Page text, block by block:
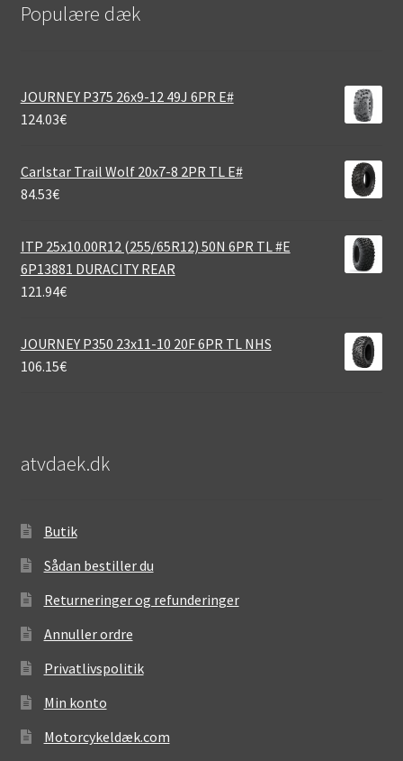
Populære dæk
JOURNEY P375 26x9-12 49J 6PR E#
124.03€
Carlstar Trail Wolf 20x7-8 2PR TL E#
84.53€
ITP 25x10.00R12 (255/65R12) 50N 6PR TL #E
6P13881 DURACITY REAR
121.94€
JOURNEY P350 23x11-10 20F 6PR TL NHS
106.15€
atvdaek.dk
Butik
Sådan bestiller du
Returneringer og refunderinger
Annuller ordre
Privatlivspolitik
Min konto
Motorcykeldæk.com